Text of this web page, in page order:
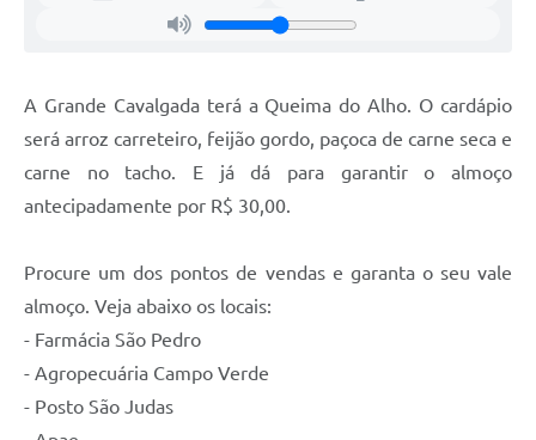
A Grande Cavalgada terá a Queima do Alho. O cardápio
será arroz carreteiro, feijão gordo, paçoca de carne seca e
carne no tacho. E já dá para garantir o almoço
antecipadamente por R$ 30,00.
Procure um dos pontos de vendas e garanta o seu vale
almoço. Veja abaixo os locais:
- Farmácia São Pedro
- Agropecuária Campo Verde
- Posto São Judas